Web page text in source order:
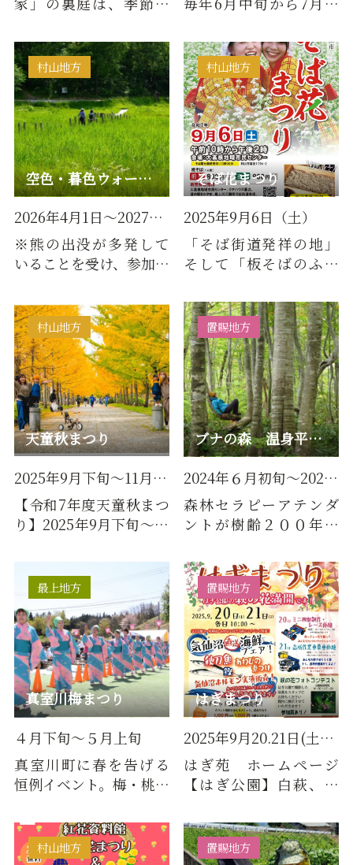
年、4月下旬から11月上
旬まで開園…
タルを見ることができ
ます。★…
空色・暮色ウォーキング
村山地方
2026年4月1日～2027年3月31日
※熊の出没が多発して
いることを受け、参加者
2025年11月1日（土）よ
り当面の…
そば花まつり
村山地方
2025年9月6日（土）
「そば街道発祥の地」
そして「板そばのふる
そば花まつりを開催し
ます。一…
天童秋まつり
村山地方
2025年9月下旬～11月下旬
【令和7年度天童秋まつ
り】2025年9月下旬～12
所で芸術・運動・食と
様々な…
ブナの森 温身平リトリートツアー 森の中でお昼寝・ティータ…
置賜地方
2024年６月初旬～2024年１0月…
森林セラピーアテンダ
ントが樹齢２００年を
案内します。季節ごとの
おすす…
真室川梅まつり
最上地方
４月下旬～５月上旬
真室川町に春を告げる
恒例イベント。梅・桃・
は夜間のライトアップ
も行…
はぎまつり
置賜地方
2025年9月20.21日(土日) はぎ…
はぎ苑 ホームページ
【はぎ公園】白萩、紅
が植えられた公園です。
(※〈は…
村山地方 置賜地方